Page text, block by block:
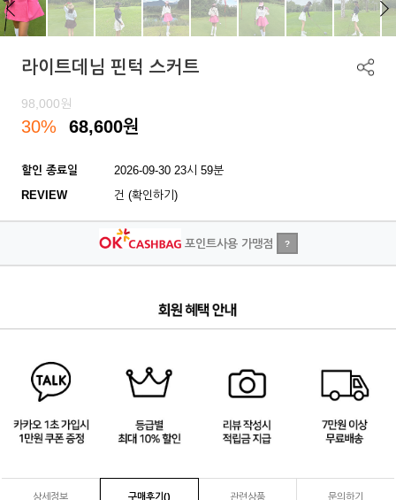
라이트데님 핀턱 스커트
98,000원
30% 68,600원
할인 종료일
2026-09-30 23시 59분
REVIEW
건 (확인하기)
포인트사용 가맹점 ?
상세정보 구매후기() 관련상품 문의하기